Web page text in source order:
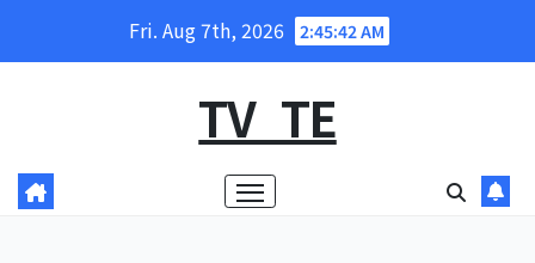
Fri. Aug 7th, 2026 2:45:43 AM
TV_TE